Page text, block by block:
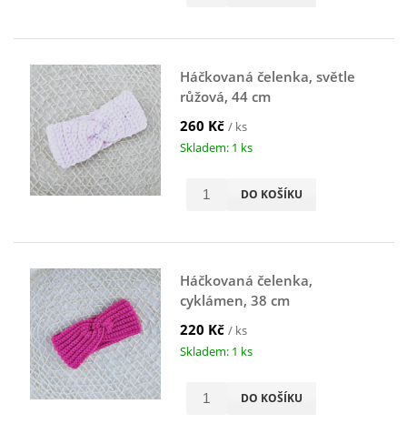
Háčkovaná čelenka, světle
růžová, 44 cm
260 Kč / ks
Skladem: 1 ks
DO KOŠÍKU
Háčkovaná čelenka,
cyklámen, 38 cm
220 Kč / ks
Skladem: 1 ks
DO KOŠÍKU